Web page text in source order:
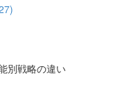
戦略の違い